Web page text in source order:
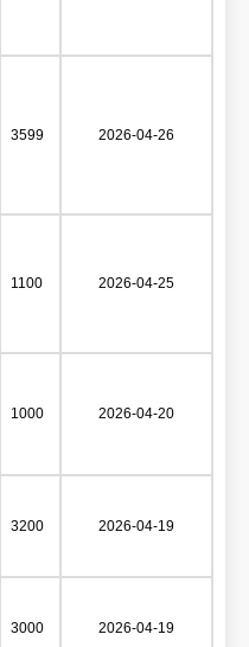
3599 2026-04-26
1100 2026-04-25
1000 2026-04-20
3200 2026-04-19
3000 2026-04-19